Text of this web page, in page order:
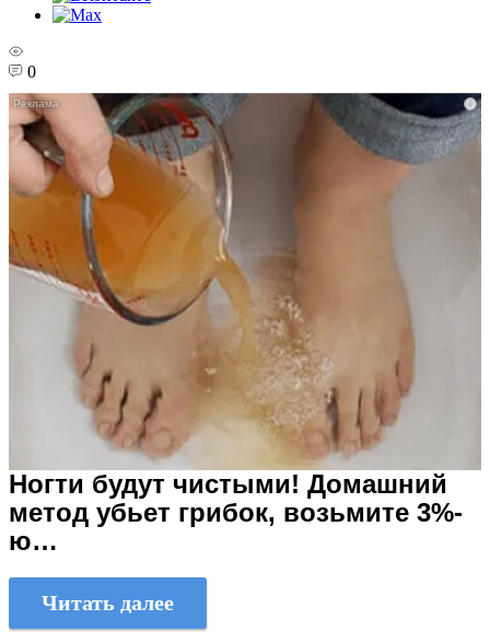
0
i
Ногти будут чистыми! Домашний
метод убьет грибок, возьмите 3%-
ю…
Читать далее